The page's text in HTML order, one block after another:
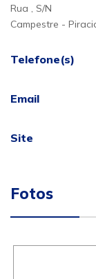
Rua , S/N
Campestre -
Telefone(s)
Email
Site
Fotos